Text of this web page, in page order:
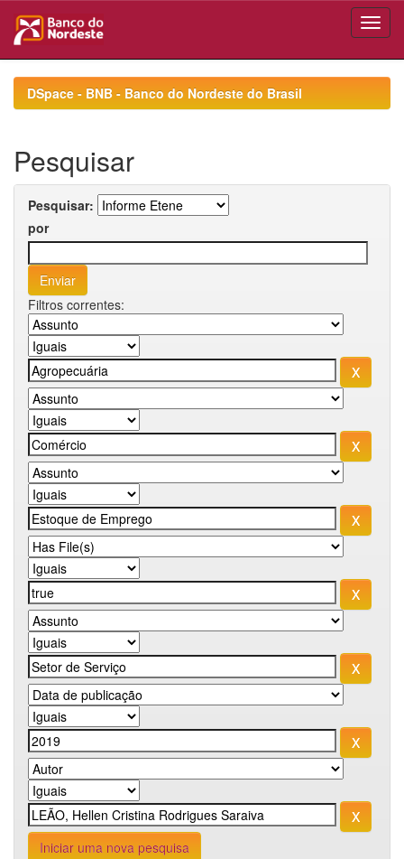
navigationDSpace - BNB - Banco do Nordeste do Brasil
Pesquisar
Pesquisar:
por
Filtros correntes:
Iniciar uma nova pesquisa